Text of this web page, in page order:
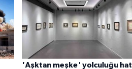
'Aşktan meşke' yolculuğu hat